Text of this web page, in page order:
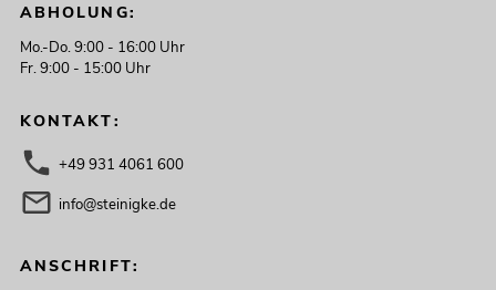
ABHOLUNG:
Mo.-Do. 9:00 - 16:00 Uhr
Fr. 9:00 - 15:00 Uhr
KONTAKT:
+49 931 4061 600
info@steinigke.de
ANSCHRIFT: